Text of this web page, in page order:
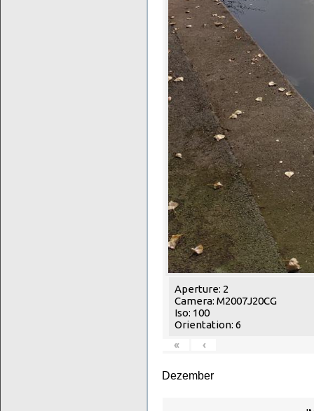
Aperture: 2
Camera: M2007J20CG
Iso: 100
Orientation: 6
«
‹
Dezember